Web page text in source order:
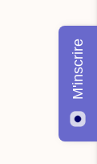
M'inscrire